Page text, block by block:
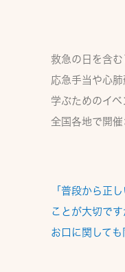
救急の日を含
応急手当や心
学ぶためのイベ
全国各地で開催
「普段から正
ことが大切です
お口に関しても